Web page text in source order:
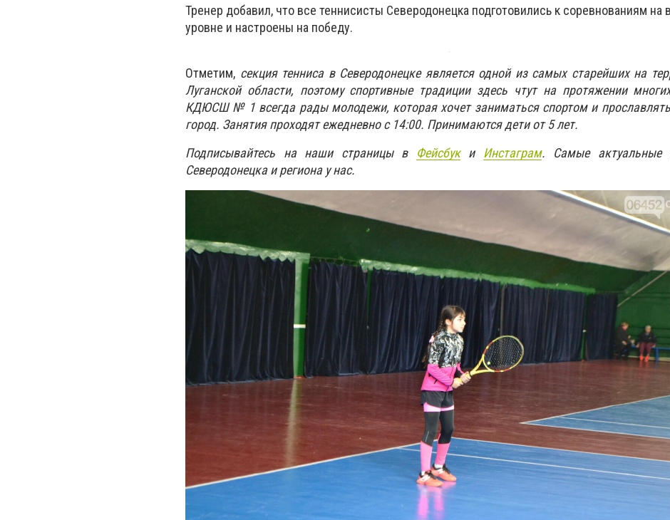
Тренер добавил, что все теннисисты Северодонецка подготовились к соревнованиям на
уровне и настроены на победу.
Отметим, секция тенниса в Северодонецке является одной из самых старейших на
Луганской области, поэтому спортивные традиции здесь чтут на протяжении
КДЮСШ № 1 всегда рады молодежи, которая хочет заниматься спортом и
город. Занятия проходят ежедневно с 14:00. Принимаются дети от 5 лет.
Подписывайтесь на наши страницы в
Фейсбуки Инстаграм. Самые актуальные
Северодонецка и региона у нас.